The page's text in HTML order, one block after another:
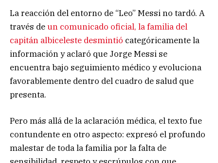
La reacción del entorno de “Leo” Messi no tardó. A
través deun comunicado oficial, la familia del
capitán albiceleste desmintió categóricamente la
información y aclaró que Jorge Messi se
encuentra bajo seguimiento médico y evoluciona
favorablemente dentro del cuadro de salud que
presenta.
Pero más allá de la aclaración médica, el texto fue
contundente en otro aspecto: expresó el profundo
malestar de toda la familia por la falta de